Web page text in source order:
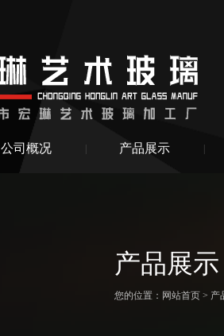
公司概况 产品展示
产品展示
您的位置： 网站首页 > 产